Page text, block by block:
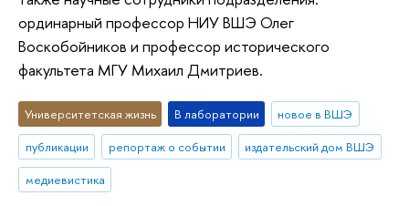
ординарный профессор НИУ ВШЭ Олег
Воскобойников и профессор исторического
факультета МГУ Михаил Дмитриев.
Университетская жизнь В лаборатории
новое в ВШЭ
публикации
репортаж о событии
издательский дом ВШЭ
медиевистика